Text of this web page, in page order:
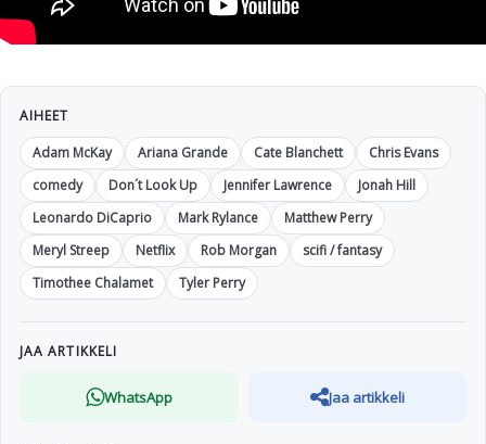
AIHEET
Adam McKay
Ariana Grande Cate Blanchett
Chris Evans
comedy
Don´t Look Up Jennifer Lawrence
Jonah Hill
Leonardo DiCaprio
Mark Rylance
Matthew Perry
Meryl Streep
Netflix Rob Morgan
scifi / fantasy
Timothee Chalamet
Tyler Perry
JAA ARTIKKELI
WhatsApp Jaa artikkeli